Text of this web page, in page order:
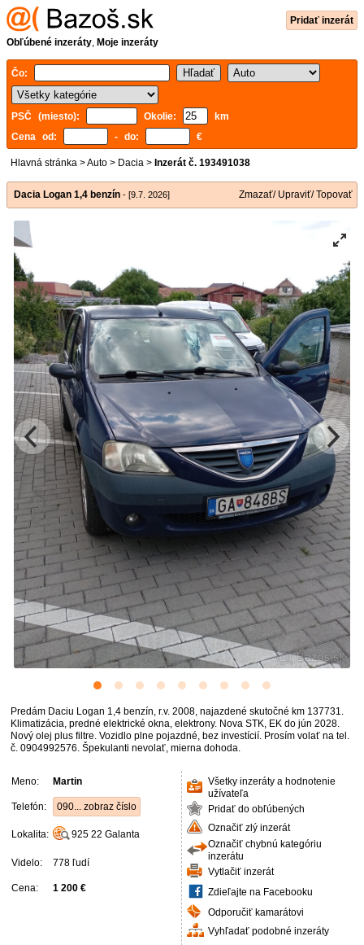
Pridať inzerát
Obľúbené inzeráty, Moje inzeráty
Čo:
PSČ (miesto): Okolie:
km
Cena od:
- do: €
Hlavná stránka >Auto > Dacia > Inzerát č. 193491038
Dacia Logan 1,4 benzín - [9.7. 2026] Zmazať/ Upraviť/ Topovať
Predám Daciu Logan 1,4 benzín, r.v. 2008, najazdené skutočné km 137731.
Klimatizácia, predné elektrické okna, elektrony. Nova STK, EK do jún 2028.
Nový olej plus filtre. Vozidlo plne pojazdné, bez investícií. Prosím volať na tel.
č. 0904992576. Špekulanti nevolať, mierna dohoda.
Meno: Martin
Telefón: 090... zobraz číslo
Lokalita: 925 22 Galanta
Videlo: 778 ľudí
Cena: 1 200 €
Všetky inzeráty a hodnotenie
užívateľa
Pridať do obľúbených
Označiť zlý inzerát
Označiť chybnú kategóriu
inzerátu
Vytlačiť inzerát
Zdieľajte na Facebooku
Odporučiť kamarátovi
Vyhľadať podobné inzeráty